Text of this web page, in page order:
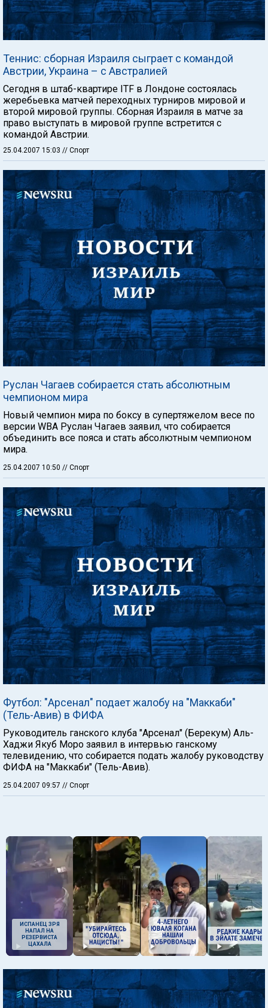
Теннис: сборная Израиля сыграет с командой
Австрии, Украина – с Австралией
Сегодня в штаб-квартире ITF в Лондоне состоялась
жеребьевка матчей переходных турниров мировой и
второй мировой группы. Сборная Израиля в матче за
право выступать в мировой группе встретится с
командой Австрии.
25.04.2007 15:03 // Спорт
Руслан Чагаев собирается стать абсолютным
чемпионом мира
Новый чемпион мира по боксу в супертяжелом весе по
версии WBA Руслан Чагаев заявил, что собирается
объединить все пояса и стать абсолютным чемпионом
мира.
25.04.2007 10:50 // Спорт
Футбол: "Арсенал" подает жалобу на "Маккаби"
(Тель-Авив) в ФИФА
Руководитель ганского клуба "Арсенал" (Берекум) Аль-
Хаджи Якуб Моро заявил в интервью ганскому
телевидению, что собирается подать жалобу руководству
ФИФА на "Маккаби" (Тель-Авив).
25.04.2007 09:57 // Спорт
ИСПАНЕЦ ЗРЯ
НАПАЛ НА
РЕЗЕРВИСТА
ЦАХАЛА